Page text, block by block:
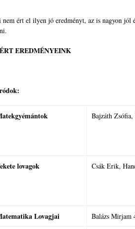
ért el ilyen jó eredményt, az is nagyon jól
EREDMÉNYEINK
Bajzáth
lovagok Csák Erik,
Lovagjai Balázs Mirjam